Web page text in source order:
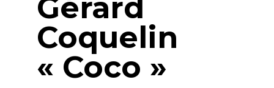
Gérard
Coquelin
« Coco »